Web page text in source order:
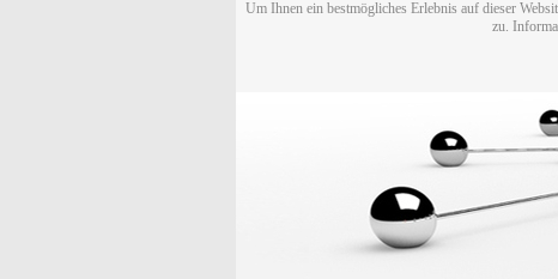
Um Ihnen ein bestmögliches Erlebnis auf dieser
zu.